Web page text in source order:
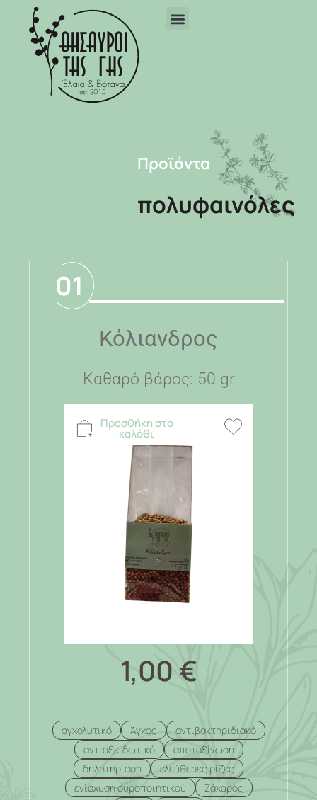
Προϊόντα
πολυφαινόλες
01
Κόλιανδρος
Καθαρό βάρος: 50 gr
Προσθήκη στο
καλάθι
1,00 €
αγχολυτικό Άγχος
αντιβακτηριδιακό
αντιοξειδωτικό
αποτοξίνωση
δηλητηρίαση
ελεύθερες ρίζες
ενίσχυση ουροποιητικού
Ζάχαρος